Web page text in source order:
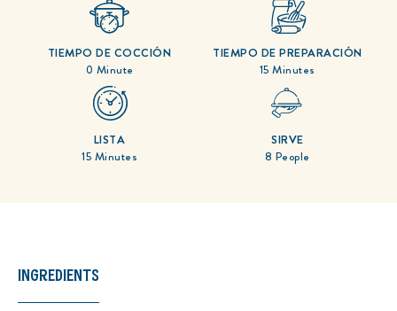
0 Minute
TIEMPO DE COCCIÓN
15 Minutes
TIEMPO DE PREPARACIÓN
15 Minutes
LISTA
8 People
SIRVE
INGREDIENTS